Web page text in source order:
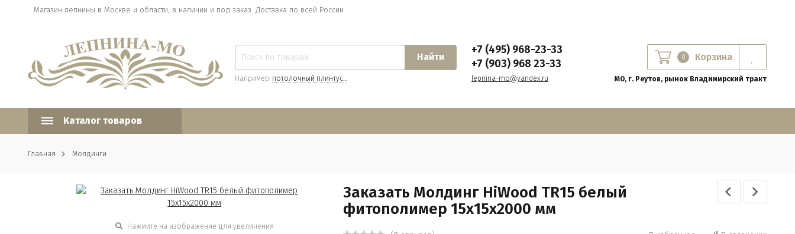
Магазин лепнины в Москве и области, в наличии и под заказ. Доставка по всей России.
Найти
Например: потолочный плинтус...
+7 (495) 968-23-33
+7 (903) 968 23-33
lepnina-mo@yandex.ru
0 Корзина
МО, г. Реутов, рынок Владимирский тракт
Каталог товаров
Главная Молдинги
Нажмите на изображение для увеличения
Заказать Молдинг HiWood TR15 белый
фитополимер 15х15х2000 мм